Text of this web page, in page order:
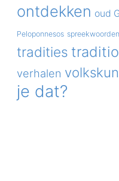
ontdekken oud
Peloponnesos spreekwoorden
tradities
verhalen
je dat?